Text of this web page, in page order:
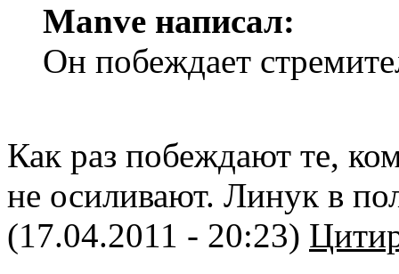
Manve написал:
Он побеждает
Как раз побеждают те,
не осиливают. Линук в
(17.04.2011 - 20:23)